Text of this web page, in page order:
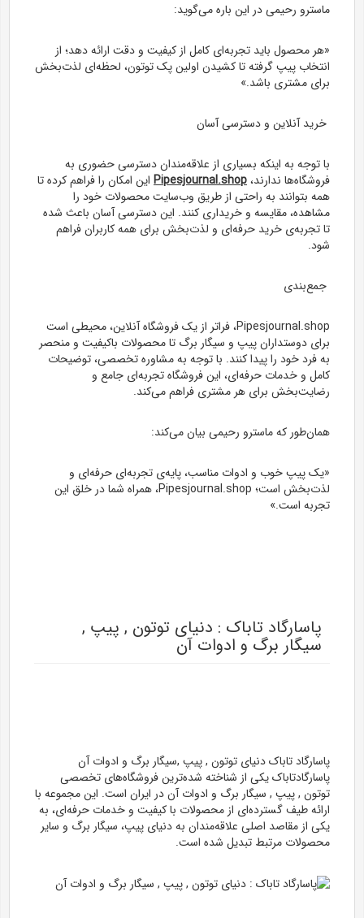
ماسترو رحیمی در این باره می‌گوید:
«هر محصول باید تجربه‌ای کامل از کیفیت و دقت ارائه دهد؛ از
انتخاب پیپ گرفته تا کشیدن اولین پک توتون، لحظه‌ای لذت‌بخش
برای مشتری باشد.»
خرید آنلاین و دسترسی آسان
با توجه به اینکه بسیاری از علاقه‌مندان دسترسی حضوری به
فروشگاه‌ها ندارند،Pipesjournal.shopاین امکان را فراهم کرده تا
همه بتوانند به راحتی از طریق وب‌سایت محصولات خود را
مشاهده، مقایسه و خریداری کنند. این دسترسی آسان باعث شده
تا تجربه‌ی خرید حرفه‌ای و لذت‌بخش برای همه کاربران فراهم
شود.
جمع‌بندی
Pipesjournal.shop، فراتر از یک فروشگاه آنلاین، محیطی است
برای دوستداران پیپ و سیگار برگ تا محصولات باکیفیت و منحصر
به فرد خود را پیدا کنند. با توجه به مشاوره تخصصی، توضیحات
کامل و خدمات حرفه‌ای، این فروشگاه تجربه‌ای جامع و
رضایت‌بخش برای هر مشتری فراهم می‌کند.
همان‌طور که ماسترو رحیمی بیان می‌کند:
«یک پیپ خوب و ادوات مناسب، پایه‌ی تجربه‌ای حرفه‌ای و
لذت‌بخش است؛ Pipesjournal.shop، همراه شما در خلق این
تجربه است.»
پاسارگاد تاباک : دنیای توتون , پیپ ,
سیگار برگ و ادوات آن
پاسارگاد تاباک دنیای توتون , پیپ ,سیگار برگ و ادوات آن
پاسارگادتاباک یکی از شناخته شده‌ترین فروشگاه‌های تخصصی
توتون , پیپ , سیگار برگ و ادوات آن در ایران است. این مجموعه با
ارائه طیف گسترده‌ای از محصولات با کیفیت و خدمات حرفه‌ای، به
یکی از مقاصد اصلی علاقه‌مندان به دنیای پیپ، سیگار برگ و سایر
محصولات مرتبط تبدیل شده است.